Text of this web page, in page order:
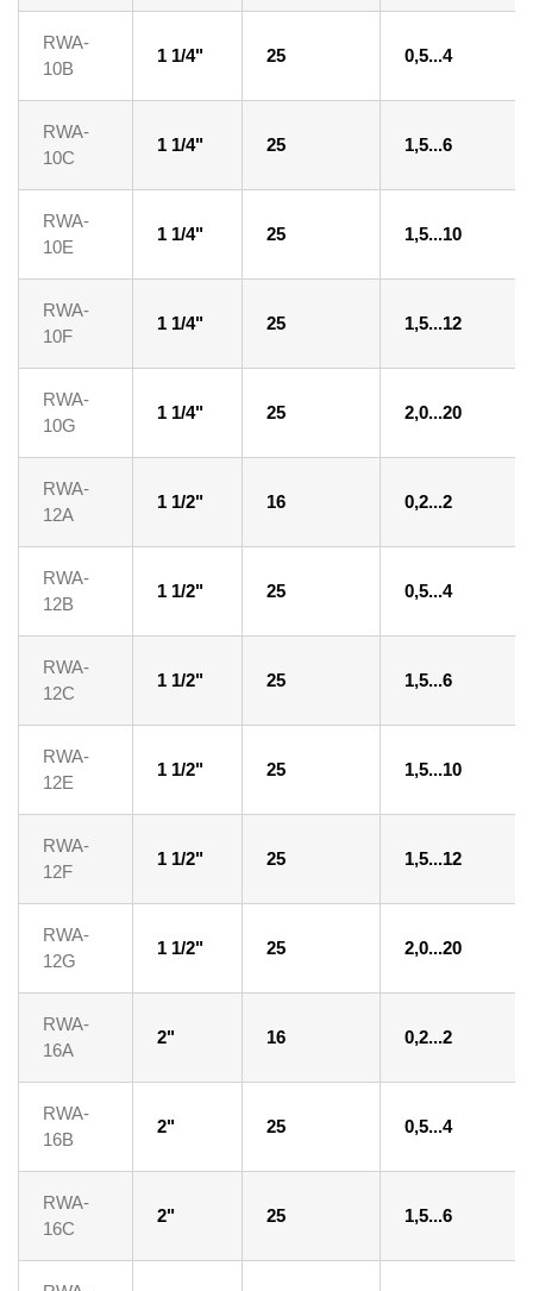
RWA-
10B
1 1/4" 25 0,5...4
RWA-
10C
1 1/4" 25 1,5...6
RWA-
10E
1 1/4" 25 1,5...10
RWA-
10F
1 1/4" 25 1,5...12
RWA-
10G
1 1/4" 25 2,0...20
RWA-
12A
1 1/2" 16 0,2...2
RWA-
12B
1 1/2" 25 0,5...4
RWA-
12C
1 1/2" 25 1,5...6
RWA-
12E
1 1/2" 25 1,5...10
RWA-
12F
1 1/2" 25 1,5...12
RWA-
12G
1 1/2" 25 2,0...20
RWA-
16A
2" 16 0,2...2
RWA-
16B
2" 25 0,5...4
RWA-
16C
2" 25 1,5...6